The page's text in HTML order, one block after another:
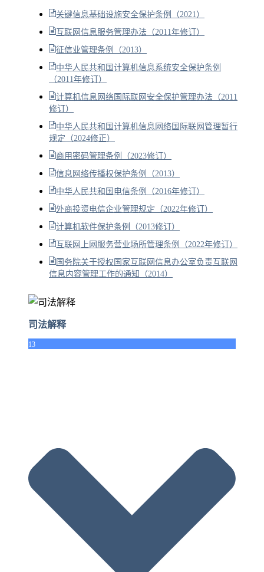
关键信息基础设施安全保护条例（2021）
互联网信息服务管理办法（2011年修订）
征信业管理条例（2013）
中华人民共和国计算机信息系统安全保护条例
（2011年修订）
计算机信息网络国际联网安全保护管理办法（2011
修订）
中华人民共和国计算机信息网络国际联网管理暂行
规定（2024修正）
商用密码管理条例（2023修订）
信息网络传播权保护条例（2013）
中华人民共和国电信条例（2016年修订）
外商投资电信企业管理规定（2022年修订）
计算机软件保护条例（2013修订）
互联网上网服务营业场所管理条例（2022年修订）
国务院关于授权国家互联网信息办公室负责互联网
信息内容管理工作的通知（2014）
司法解释
13